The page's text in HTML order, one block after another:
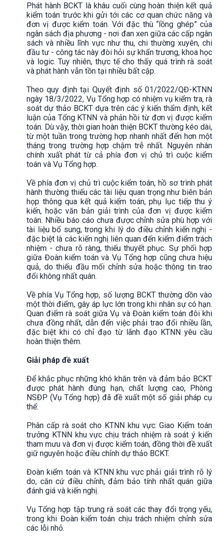
Phát hành BCKT là khâu cuối cùng hoàn thiện kết quả
kiểm toán trước khi gửi tới các cơ quan chức năng và
đơn vị được kiểm toán. Với đặc thù “lồng ghép” của
ngân sách địa phương - nơi đan xen giữa các cấp ngân
sách và nhiều lĩnh vực như thu, chi thường xuyên, chi
đầu tư - công tác này đòi hỏi sự khẩn trương, khoa học
và logic. Tuy nhiên, thực tế cho thấy quá trình rà soát
và phát hành vẫn tồn tại nhiều bất cập.
Theo quy định tại Quyết định số 01/2022/QĐ-KTNN
ngày 18/3/2022, Vụ Tổng hợp có nhiệm vụ kiểm tra, rà
soát dự thảo BCKT dựa trên các ý kiến thẩm định, kết
luận của Tổng KTNN và phản hồi từ đơn vị được kiểm
toán. Dù vậy, thời gian hoàn thiện BCKT thường kéo dài,
từ một tuần trong trường hợp nhanh nhất đến hơn một
tháng trong trường hợp chậm trễ nhất. Nguyên nhân
chính xuất phát từ cả phía đơn vị chủ trì cuộc kiểm
toán và Vụ Tổng hợp.
Về phía đơn vị chủ trì cuộc kiểm toán, hồ sơ trình phát
hành thường thiếu các tài liệu quan trọng như biên bản
họp thông qua kết quả kiểm toán, phụ lục tiếp thu ý
kiến, hoặc văn bản giải trình của đơn vị được kiểm
toán. Nhiều báo cáo chưa được chỉnh sửa phù hợp với
tài liệu bổ sung, trong khi lý do điều chỉnh kiến nghị -
đặc biệt là các kiến nghị liên quan đến kiểm điểm trách
nhiệm - chưa rõ ràng, thiếu thuyết phục. Sự phối hợp
giữa Đoàn kiểm toán và Vụ Tổng hợp cũng chưa hiệu
quả, do thiếu đầu mối chỉnh sửa hoặc thông tin trao
đổi không nhất quán.
Về phía Vụ Tổng hợp, số lượng BCKT thường dồn vào
một thời điểm, gây áp lực lớn trong khi nhân sự có hạn.
Quan điểm rà soát giữa Vụ và Đoàn kiểm toán đôi khi
chưa đồng nhất, dẫn đến việc phải trao đổi nhiều lần,
đặc biệt khi có chỉ đạo từ lãnh đạo KTNN yêu cầu
hoàn thiện thêm.
Giải pháp đề xuất
Để khắc phục những khó khăn trên và đảm bảo BCKT
được phát hành đúng hạn, chất lượng cao, Phòng
NSĐP (Vụ Tổng hợp) đã đề xuất một số giải pháp cụ
thể:
Phân cấp rà soát cho KTNN khu vực: Giao Kiểm toán
trưởng KTNN khu vực chịu trách nhiệm rà soát ý kiến
tham mưu và đơn vị được kiểm toán, đồng thời đề xuất
giữ nguyên hoặc điều chỉnh dự thảo BCKT.
Đoàn kiểm toán và KTNN khu vực phải giải trình rõ lý
do, căn cứ điều chỉnh, đảm bảo tính nhất quán giữa
đánh giá và kiến nghị.
Vụ Tổng hợp tập trung rà soát các thay đổi trọng yếu,
trong khi Đoàn kiểm toán chịu trách nhiệm chỉnh sửa
các lỗi nhỏ.